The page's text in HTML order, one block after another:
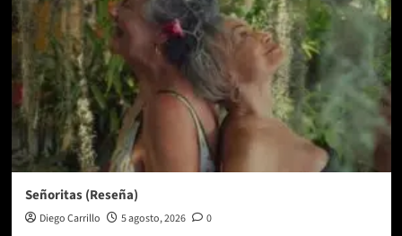
Señoritas (Reseña)
Diego Carrillo 5 agosto, 2026 0